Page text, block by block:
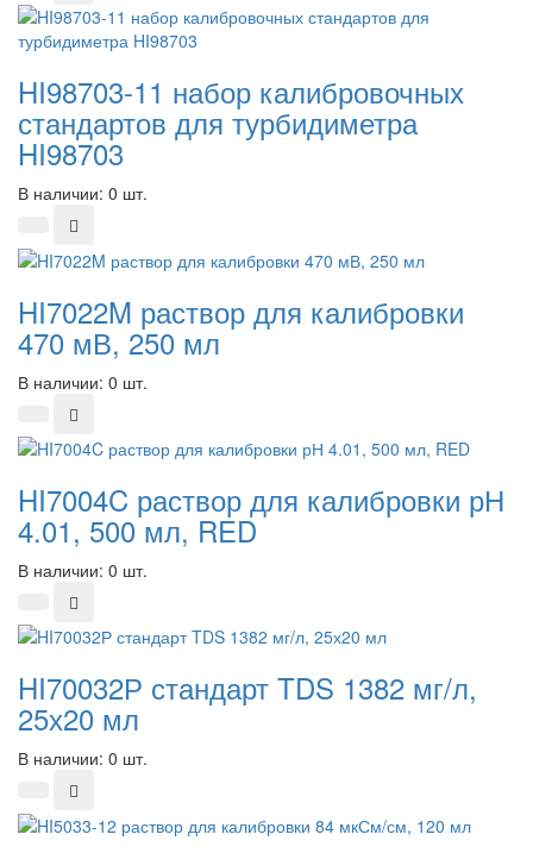
HI98703-11 набор калибровочных
стандартов для турбидиметра
HI98703
В наличии: 0 шт.
HI7022M раствор для калибровки
470 мВ, 250 мл
В наличии: 0 шт.
HI7004C раствор для калибровки рН
4.01, 500 мл, RED
В наличии: 0 шт.
HI70032Р стандарт TDS 1382 мг/л,
25х20 мл
В наличии: 0 шт.